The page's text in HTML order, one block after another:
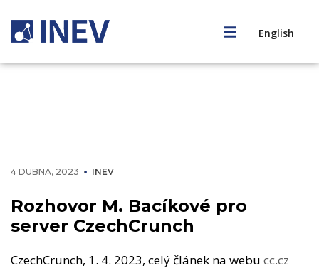
English
4 DUBNA, 2023 INEV
Rozhovor M. Bacíkové pro
server CzechCrunch
CzechCrunch, 1. 4. 2023, celý článek na webu cc.cz